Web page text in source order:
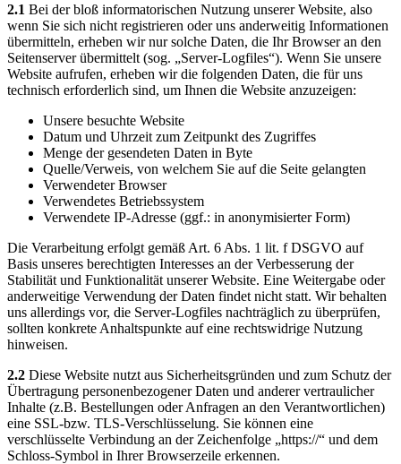
2.1 Bei der bloß informatorischen Nutzung unserer Website, also
wenn Sie sich nicht registrieren oder uns anderweitig Informationen
übermitteln, erheben wir nur solche Daten, die Ihr Browser an den
Seitenserver übermittelt (sog. „Server-Logfiles“). Wenn Sie unsere
Website aufrufen, erheben wir die folgenden Daten, die für uns
technisch erforderlich sind, um Ihnen die Website anzuzeigen:
Unsere besuchte Website
Datum und Uhrzeit zum Zeitpunkt des Zugriffes
Menge der gesendeten Daten in Byte
Quelle/Verweis, von welchem Sie auf die Seite gelangten
Verwendeter Browser
Verwendetes Betriebssystem
Verwendete IP-Adresse (ggf.: in anonymisierter Form)
Die Verarbeitung erfolgt gemäß Art. 6 Abs. 1 lit. f DSGVO auf
Basis unseres berechtigten Interesses an der Verbesserung der
Stabilität und Funktionalität unserer Website. Eine Weitergabe oder
anderweitige Verwendung der Daten findet nicht statt. Wir behalten
uns allerdings vor, die Server-Logfiles nachträglich zu überprüfen,
sollten konkrete Anhaltspunkte auf eine rechtswidrige Nutzung
hinweisen.
2.2 Diese Website nutzt aus Sicherheitsgründen und zum Schutz der
Übertragung personenbezogener Daten und anderer vertraulicher
Inhalte (z.B. Bestellungen oder Anfragen an den Verantwortlichen)
eine SSL-bzw. TLS-Verschlüsselung. Sie können eine
verschlüsselte Verbindung an der Zeichenfolge „https://“ und dem
Schloss-Symbol in Ihrer Browserzeile erkennen.